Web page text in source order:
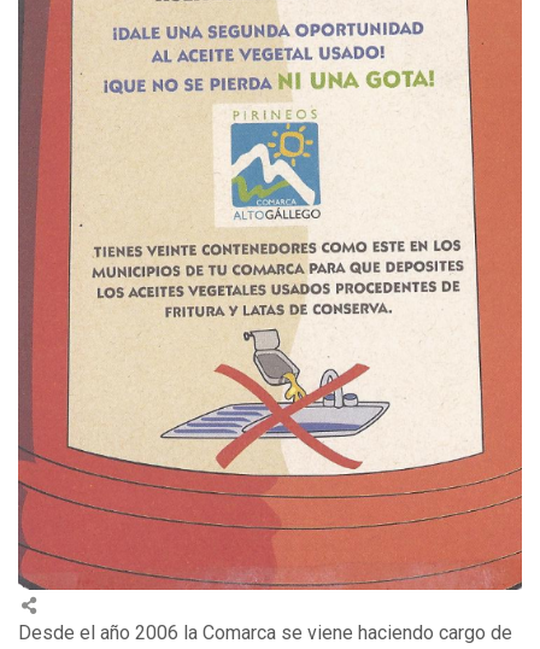
Desde el año 2006 la Comarca se viene haciendo cargo de